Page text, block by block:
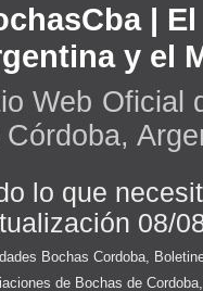
|
y el
Web Oficial
Córdoba,
lo que
08/
Bochas Cordoba
de Bochas de Cordoba